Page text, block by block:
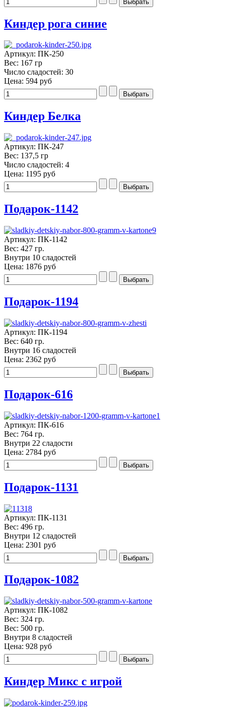
Киндер рога синие
Артикул: ПК-250
Вес: 167 гр
Число сладостей: 30
Цена: 594 руб
Киндер Белка
Артикул: ПК-247
Вес: 137,5 гр
Число сладостей: 4
Цена: 1195 руб
Подарок-1142
Артикул: ПК-1142
Вес: 427 гр.
Внутри 10 сладостей
Цена: 1876 руб
Подарок-1194
Артикул: ПК-1194
Вес: 640 гр.
Внутри 16 сладостей
Цена: 2362 руб
Подарок-616
Артикул: ПК-616
Вес: 764 гр.
Внутри 22 сладости
Цена: 2784 руб
Подарок-1131
Артикул: ПК-1131
Вес: 496 гр.
Внутри 12 сладостей
Цена: 2301 руб
Подарок-1082
Артикул: ПК-1082
Вес: 324 гр.
Вес: 500 гр.
Внутри 8 сладостей
Цена: 928 руб
Киндер Микс с игрой